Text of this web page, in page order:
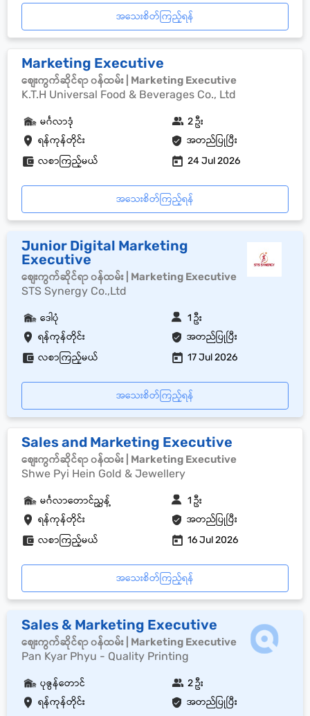
အသေးစိတ်ကြည့်ရန်
Marketing Executive
စျေးကွက်ဆိုင်ရာ ၀န်ထမ်း | Marketing Executive
K.T.H Universal Food & Beverages Co., Ltd
ရန်ကုန်တိုင်း အတည်ပြုပြီး
မင်္ဂလာဒုံ 2 ဦး
လစာကြည့်မယ် 24 Jul 2026
အသေးစိတ်ကြည့်ရန်
Junior Digital Marketing
Executive
စျေးကွက်ဆိုင်ရာ ၀န်ထမ်း | Marketing Executive
STS Synergy Co.,Ltd
ရန်ကုန်တိုင်း အတည်ပြုပြီး
ဒေါပုံ 1 ဦး
လစာကြည့်မယ် 17 Jul 2026
အသေးစိတ်ကြည့်ရန်
Sales and Marketing Executive
စျေးကွက်ဆိုင်ရာ ၀န်ထမ်း | Marketing Executive
Shwe Pyi Hein Gold & Jewellery
ရန်ကုန်တိုင်း အတည်ပြုပြီး
မင်္ဂလာတောင်ညွှန့် 1 ဦး
လစာကြည့်မယ် 16 Jul 2026
အသေးစိတ်ကြည့်ရန်
Sales & Marketing Executive
စျေးကွက်ဆိုင်ရာ ၀န်ထမ်း | Marketing Executive
Pan Kyar Phyu - Quality Printing
ရန်ကုန်တိုင်း အတည်ပြုပြီး
ပုဇွန်တောင် 2 ဦး